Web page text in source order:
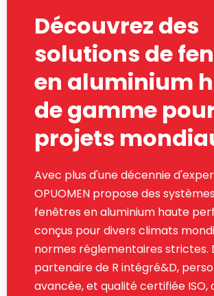
Découvrez des
solutions de
en aluminium
de gamme
projets
Avec plus d'une décennie
OPUOMEN propose des
fenêtres en aluminium haute
conçus pour divers climats
normes réglementaires strictes.
partenaire de R intégré&D,
avancée, et qualité certifiée ISO,